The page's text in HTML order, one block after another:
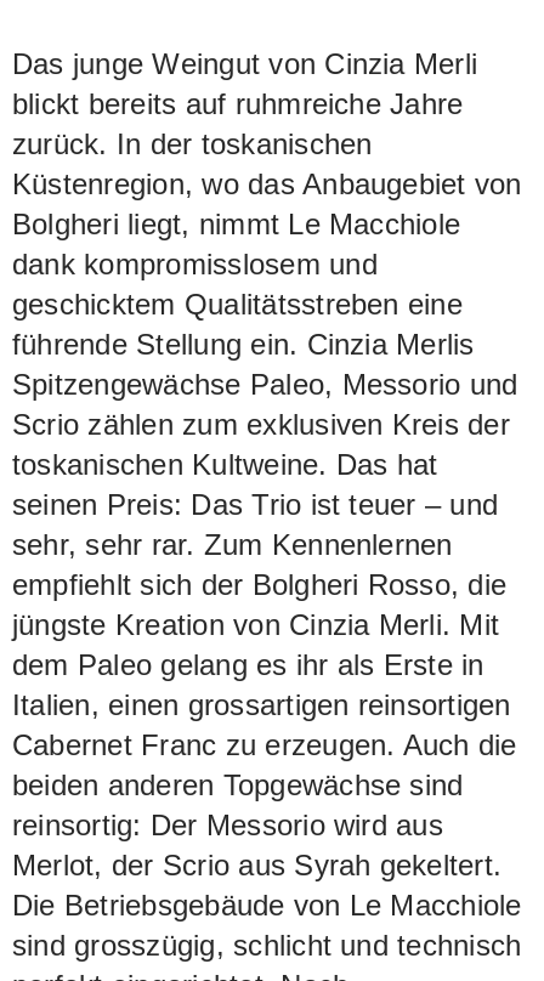
Das junge Weingut von Cinzia Merli
blickt bereits auf ruhmreiche Jahre
zurück. In der toskanischen
Küstenregion, wo das Anbaugebiet von
Bolgheri liegt, nimmt Le Macchiole
dank kompromisslosem und
geschicktem Qualitätsstreben eine
führende Stellung ein. Cinzia Merlis
Spitzengewächse Paleo, Messorio und
Scrio zählen zum exklusiven Kreis der
toskanischen Kultweine. Das hat
seinen Preis: Das Trio ist teuer – und
sehr, sehr rar. Zum Kennenlernen
empfiehlt sich der Bolgheri Rosso, die
jüngste Kreation von Cinzia Merli. Mit
dem Paleo gelang es ihr als Erste in
Italien, einen grossartigen reinsortigen
Cabernet Franc zu erzeugen. Auch die
beiden anderen Topgewächse sind
reinsortig: Der Messorio wird aus
Merlot, der Scrio aus Syrah gekeltert.
Die Betriebsgebäude von Le Macchiole
sind grosszügig, schlicht und technisch